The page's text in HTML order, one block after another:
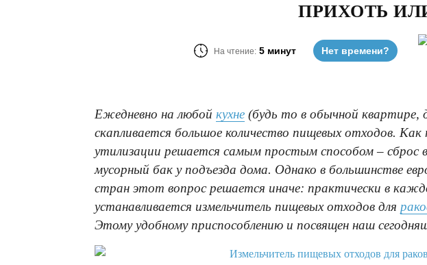
ПРИХОТЬ
На чтение: 5 минут Нет времени?
Ежедневно на любой кухне (будь то в обычной квартире,
скапливается большое количество пищевых отходов. Как
утилизации решается самым простым способом – сброс
мусорный бак у подъезда дома. Однако в большинстве
стран этот вопрос решается иначе: практически в
устанавливается измельчитель пищевых отходов для
Этому удобному приспособлению и посвящен наш